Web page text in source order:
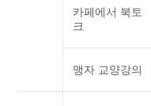
카페에서 북토
크
맹자 교양강의